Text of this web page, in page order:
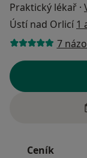
Praktický lékař ·
Ústí nad Orlicí 1
7
Ceník